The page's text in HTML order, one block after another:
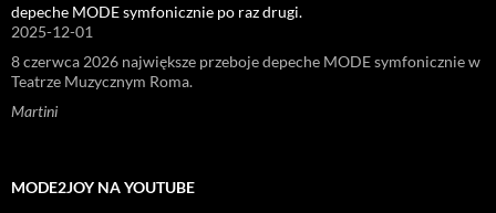
depeche MODE symfonicznie po raz drugi.
2025-12-01
8 czerwca 2026 największe przeboje depeche MODE symfonicznie w
Teatrze Muzycznym Roma.
Martini
MODE2JOY NA YOUTUBE